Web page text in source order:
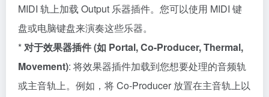
MIDI 轨上加载 Output 乐器插件。您可以使用 MIDI 键
盘或电脑键盘来演奏这些乐器。
*对于效果器插件 (如 Portal, Co-Producer, Thermal,
Movement): 将效果器插件加载到您想要处理的音频轨
或主音轨上。例如，将 Co-Producer 放置在主音轨上以